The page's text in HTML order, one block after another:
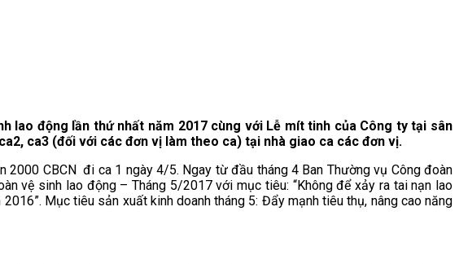
lao động lần thứ nhất năm 2017 cùng với Lễ mít tinh của Công ty tại sân
ca3 (đối với các đơn vị làm theo ca) tại nhà giao ca các đơn vị.
CBCN đi ca 1 ngày 4/5. Ngay từ đầu tháng 4 Ban Thường vụ Công đoàn
vệ sinh lao động – Tháng 5/2017 với mục tiêu: “Không để xảy ra tai nạn lao
Mục tiêu sản xuất kinh doanh tháng 5: Đẩy mạnh tiêu thụ, nâng cao năng